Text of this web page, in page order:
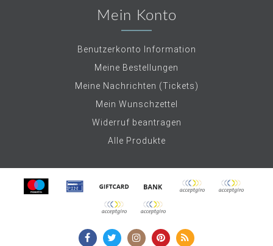
Mein Konto
Benutzerkonto Information
Meine Bestellungen
Meine Nachrichten (Tickets)
Mein Wunschzettel
Widerruf beantragen
Alle Produkte